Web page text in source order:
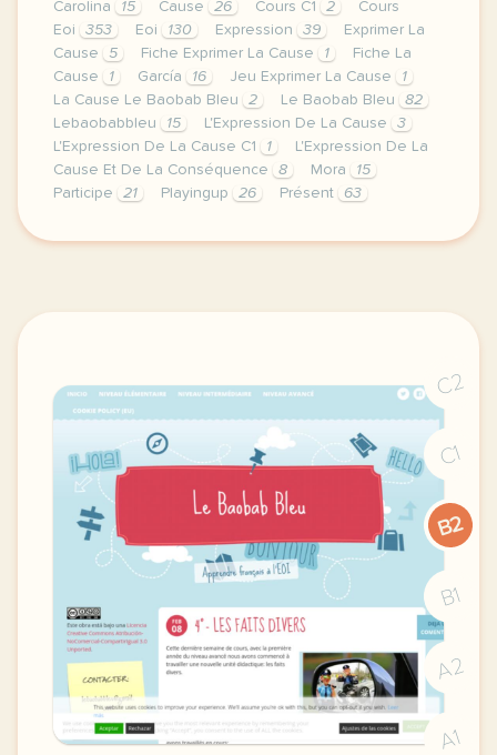
Carolina 15 Cause 26 Cours C1 2
Cours
Eoi
353 Eoi 130 Expression 39
Exprimer La
Cause
5 Fiche Exprimer La Cause 1
Fiche La
Cause
1 García 16 Jeu Exprimer La Cause
1
La Cause Le Baobab Bleu
2 Le Baobab Bleu
82
Lebaobabbleu
15 L'Expression De La Cause
3
L'Expression De La Cause C1
1
L'Expression De La
Cause Et De La Conséquence
8 Mora
15
Participe
21 Playingup 26 Présent 63
image pixabay comvoici deux fiches de l
C2
C1
B2
B1
A2
A1